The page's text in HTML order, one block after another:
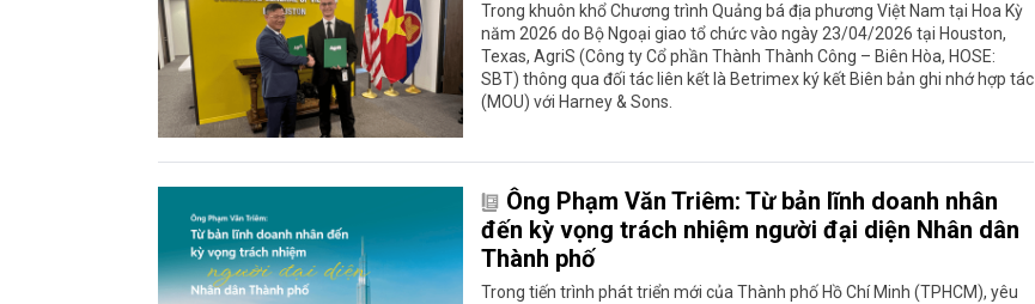
Trong khuôn khổ Chương trình Quảng bá địa phương Việt Nam tại Hoa Kỳ
năm 2026 do Bộ Ngoại giao tổ chức vào ngày 23/04/2026 tại Houston,
Texas, AgriS (Công ty Cổ phần Thành Thành Công – Biên Hòa, HOSE:
SBT) thông qua đối tác liên kết là Betrimex ký kết Biên bản ghi nhớ hợp tác
(MOU) với Harney & Sons.
Ông Phạm Văn Triêm: Từ bản lĩnh doanh nhân
đến kỳ vọng trách nhiệm người đại diện Nhân dân
Thành phố
Trong tiến trình phát triển mới của Thành phố Hồ Chí Minh (TPHCM), yêu